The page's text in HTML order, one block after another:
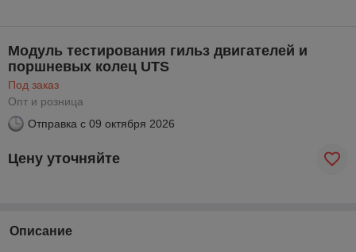
Модуль тестирования гильз двигателей и
поршневых колец UTS
Под заказ
Опт и розница
Отправка с 09 октября 2026
Цену уточняйте
Описание